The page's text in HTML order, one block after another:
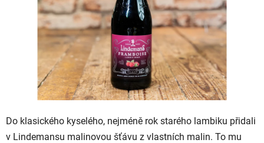
Do klasického kyselého, nejméně rok starého lambiku přidali
v Lindemansu malinovou šťávu z vlastních malin. To mu
hvězdiček.